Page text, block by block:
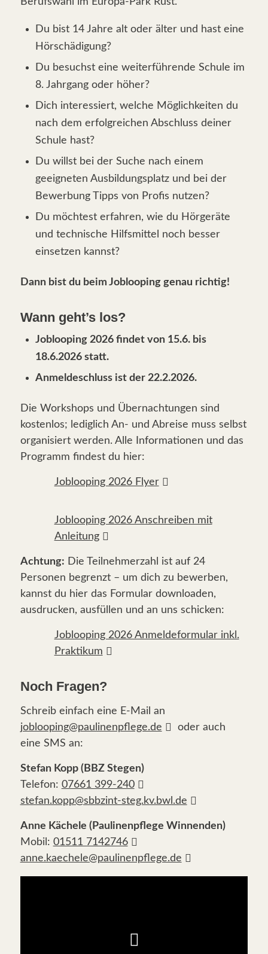
Du bist 14 Jahre alt oder älter und hast eine
Hörschädigung?
Du besuchst eine weiterführende Schule im
8. Jahrgang oder höher?
Dich interessiert, welche Möglichkeiten du
nach dem erfolgreichen Abschluss deiner
Schule hast?
Du willst bei der Suche nach einem
geeigneten Ausbildungsplatz und bei der
Bewerbung Tipps von Profis nutzen?
Du möchtest erfahren, wie du Hörgeräte
und technische Hilfsmittel noch besser
einsetzen kannst?
Dann bist du beim Joblooping genau richtig!
Wann geht’s los?
Joblooping 2026 findet von 15.6. bis
18.6.2026 statt.
Anmeldeschluss ist der 22.2.2026.
Die Workshops und Übernachtungen sind
kostenlos; lediglich An- und Abreise muss selbst
organisiert werden. Alle Informationen und das
Programm findest du hier:
Joblooping 2026 Flyer
Joblooping 2026 Anschreiben mit
Anleitung
Achtung: Die Teilnehmerzahl ist auf 24
Personen begrenzt – um dich zu bewerben,
kannst du hier das Formular downloaden,
ausdrucken, ausfüllen und an uns schicken:
Joblooping 2026 Anmeldeformular inkl.
Praktikum
Noch Fragen?
Schreib einfach eine E-Mail an
joblooping@paulinenpflege.de
oder auch
eine SMS an:
Stefan Kopp (BBZ Stegen)
Telefon: 07661 399-240
stefan.kopp@sbbzint-steg.kv.bwl.de
Anne Kächele (Paulinenpflege Winnenden)
Mobil: 01511 7142746
anne.kaechele@paulinenpflege.de